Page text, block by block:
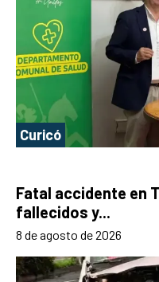
Curicó
Fatal accidente en
fallecidos y...
8 de agosto de 2026